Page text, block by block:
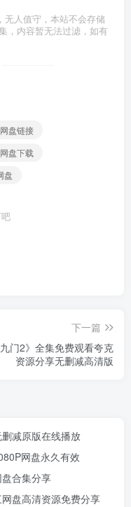
无人值守，本站不会存储
，内容暂无法过滤，如有
盘链接
盘下载
盘
下一篇
九门2》全集免费观看夸克
资源分享无删减高清版
减原版在线播放
网盘永久有效
合集分享
盘高清资源免费分享